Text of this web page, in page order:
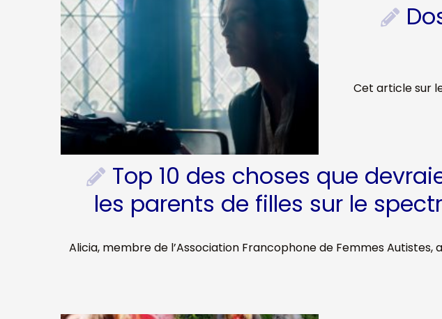
Cet article sur
Top 10 des choses que
les parents de filles sur le
Alicia, membre de l’Association Francophone de Femmes Autistes,